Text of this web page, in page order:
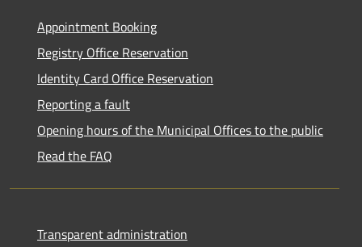
Appointment Booking
Registry Office Reservation
Identity Card Office Reservation
Reporting a fault
Opening hours of the Municipal Offices to the public
Read the FAQ
Transparent administration